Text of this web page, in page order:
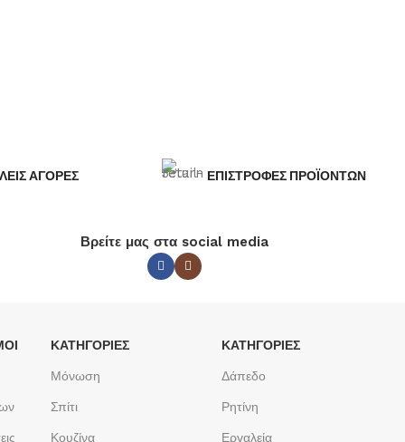
ΑΓΟΡΕΣ ΕΠΙΣΤΡΟΦΕΣ ΠΡΟΪΟΝΤΩΝ
Βρείτε μας στα social media
ΚΑΤΗΓΟΡΙΕΣ
Μόνωση
Σπίτι
Κουζίνα
ΚΑΤΗΓΟΡΙΕΣ
Δάπεδο
Ρητίνη
Εργαλεία